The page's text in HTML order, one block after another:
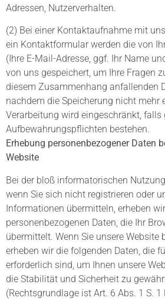
Adressen, Nutzerverhalten.
(2) Bei einer Kontaktaufnahme mit
ein Kontaktformular werden die von
(Ihre E-Mail-Adresse, ggf. Ihr Name
von uns gespeichert, um Ihre Fragen
diesem Zusammenhang anfallenden
nachdem die Speicherung nicht mehr
Verarbeitung wird eingeschränkt, falls
Aufbewahrungspflichten bestehen.
Erhebung personenbezogener Daten
Website
Bei der bloß informatorischen
wenn Sie sich nicht registrieren oder
Informationen übermitteln, erheben
personenbezogenen Daten, die Ihr
übermittelt. Wenn Sie unsere Website
erheben wir die folgenden Daten, die
erforderlich sind, um Ihnen unsere
die Stabilität und Sicherheit zu
(Rechtsgrundlage ist Art. 6 Abs. 1 S. 1